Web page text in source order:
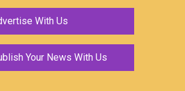
With Us
Your News With Us